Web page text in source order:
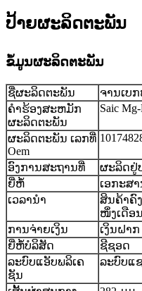
ປ້າຍຜະລິດຕະພັນ
ຂໍ້ມູນຜະລິດຕະພັນ
ຊື່ຜະລິດຕະພັນ
ຈານເບ
ຄໍາຮ້ອງສະຫມັກ
ຜະລິດຕະພັນ
Saic
ຜະລິດຕະພັນ ເລກທີ່
Oem
ອົງການສະຖານທີ່
ຜະລິດຢູ່
ຍີ່ຫໍ້
ເອກະສ
ເວລານຳ
ສິນຄ້າຄົ
ໜຶ່ງເດືອນ
ການຈ່າຍເງິນ
ເງິນຝາກ
ຍີ່ຫໍ້ບໍລິສັດ
ຊີຊອດ
ລະບົບແອັບພລິເຄ
ຊັນ
ລະບົບແ